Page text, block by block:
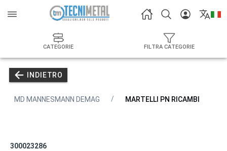
CATEGORIE FILTRA CATEGORIE
INDIETRO
MD MANNESMANN DEMAG MARTELLI PN RICAMBI
300023286